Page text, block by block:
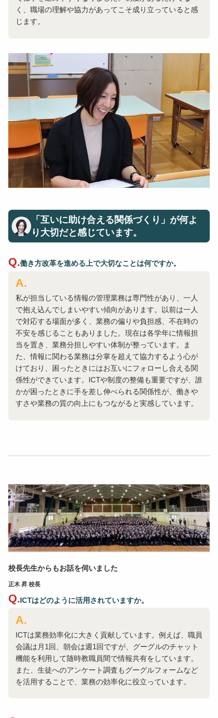
く、職場の理解や協力があってこそ成り立っていると感
じます。
「互いに助け合える関係づくり」が何よ
り大切だと感じています。
働き方改革を進める上で大切なことは何ですか。
私が担当している情報の管理業務は専門性があり、一人
で抱え込んでしまいやすい傾向があります。以前は一人
で対応する場面が多く、業務の偏りや負担感、不在時の
不安を感じることもありました。現在は各学年に情報担
当を置き、業務分担しやすい体制が整っています。ま
た、情報に関わる業務は分掌を超えて協力するよう心が
けており、困ったときにはお互いにフォローし合える関
係性ができています。ICTや制度の整備も重要ですが、誰
かが困ったときに手を差し伸べられる関係性が、働きや
すさや業務の質の向上にもつながると実感しています。
校長先生からもお話を伺いました
正木 昇 校長
ICTはどのように活用されていますか。
ICTは業務効率化に大きく貢献しています。例えば、職員
会議は月1回、朝会は週1回ですが、グーグルのチャット
機能を利用して随時教職員間で情報共有をしています。
また、生徒へのアンケート調査もグーグルフォームなど
を活用することで、業務の効率化に役立っています。